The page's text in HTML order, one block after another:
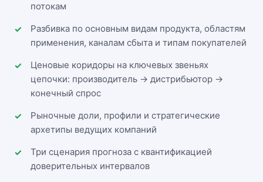
потокам
Разбивка по основным видам продукта, областям
применения, каналам сбыта и типам покупателей
Ценовые коридоры на ключевых звеньях
цепочки: производитель → дистрибьютор →
конечный спрос
Рыночные доли, профили и стратегические
архетипы ведущих компаний
Три сценария прогноза с квантификацией
доверительных интервалов